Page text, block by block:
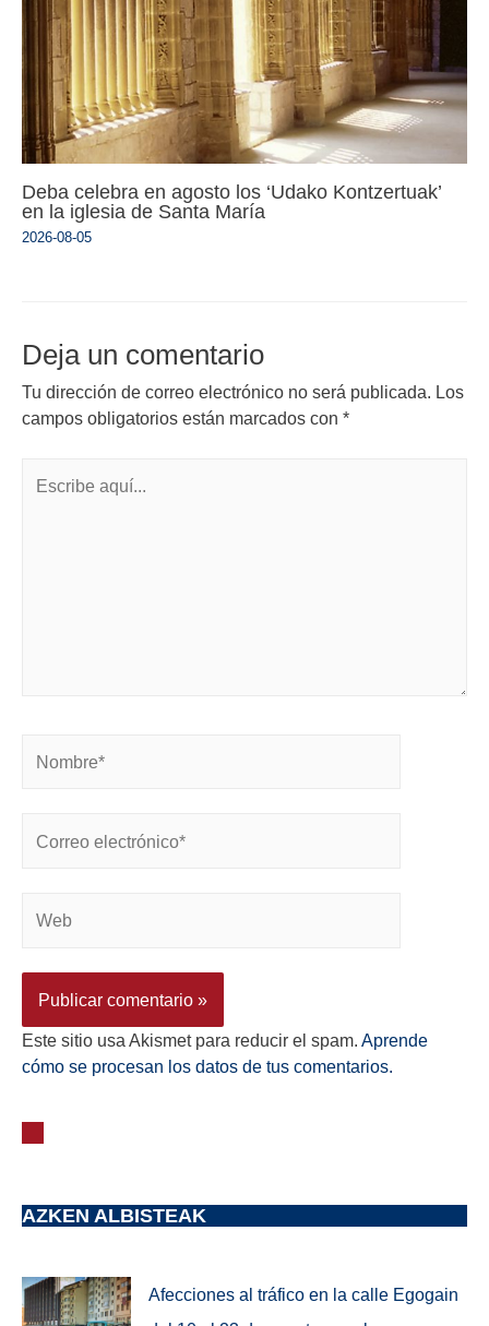
Deba celebra en agosto los ‘Udako Kontzertuak’
en la iglesia de Santa María
2026-08-05
Deja un comentario
Tu dirección de correo electrónico no será publicada. Los
campos obligatorios están marcados con *
Este sitio usa Akismet para reducir el spam. Aprende
cómo se procesan los datos de tus comentarios.
AZKEN ALBISTEAK
Afecciones al tráfico en la calle Egogain